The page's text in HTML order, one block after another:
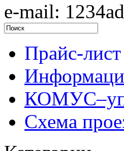
e-mail:
Прайс-лист
Схема